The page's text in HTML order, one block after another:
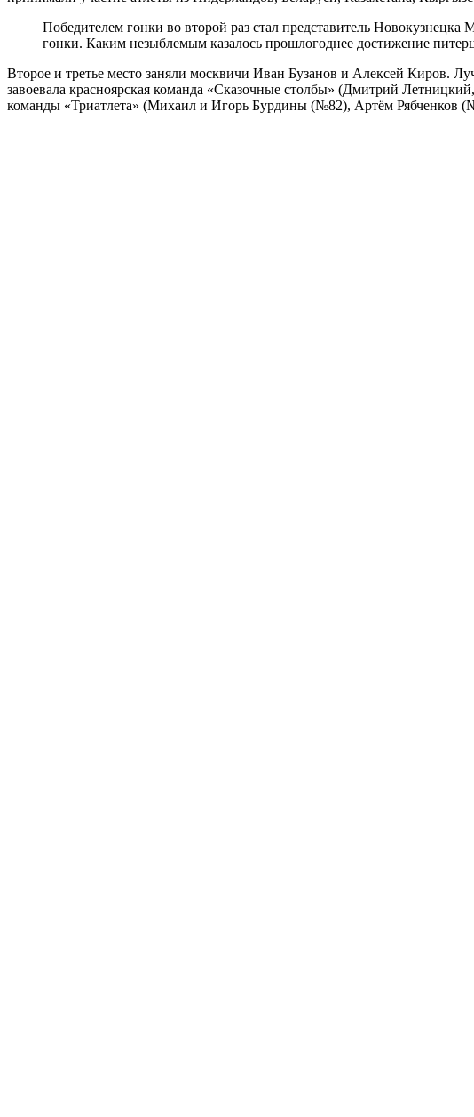
Победителем гонки во второй раз стал представитель
гонки. Каким незыблемым казалось прошлогоднее достижение
Второе и третье место заняли москвичи Иван Бузанов и Алексей Киров.
завоевала красноярская команда «Сказочные столбы» (Дмитрий
команды «Триатлета» (Михаил и Игорь Бурдины (№82), Артём Рябченков